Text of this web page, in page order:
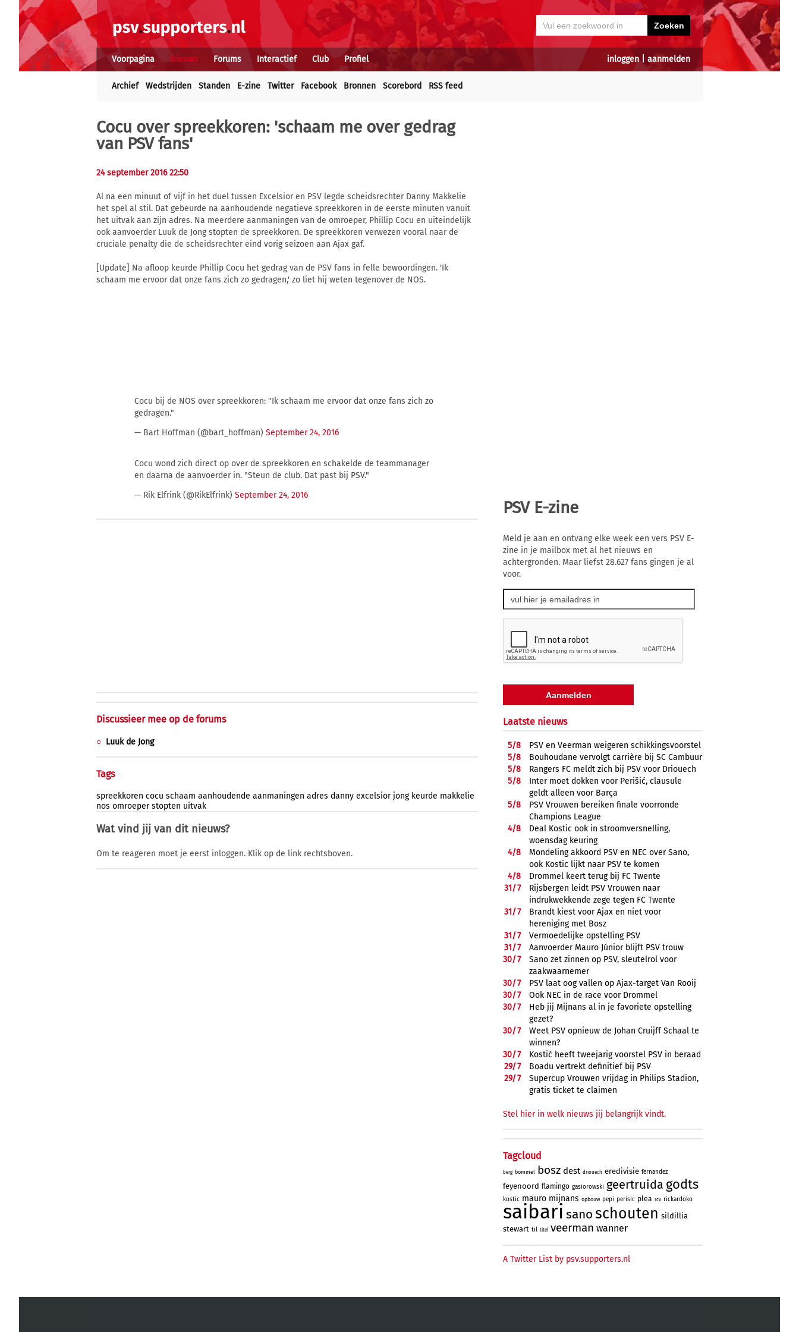
inloggen| aanmelden
Voorpagina Nieuws Forums Interactief Club Profiel
Archief Wedstrijden Standen E-zine Twitter Facebook Bronnen Scorebord RSS feed
Cocu over spreekkoren: 'schaam me over gedrag
van PSV fans'
24 september 2016 22:50
Al na een minuut of vijf in het duel tussen Excelsior en PSV legde scheidsrechter Danny Makkelie
het spel al stil. Dat gebeurde na aanhoudende negatieve spreekkoren in de eerste minuten vanuit
het uitvak aan zijn adres. Na meerdere aanmaningen van de omroeper, Phillip Cocu en uiteindelijk
ook aanvoerder Luuk de Jong stopten de spreekkoren. De spreekkoren verwezen vooral naar de
cruciale penalty die de scheidsrechter eind vorig seizoen aan Ajax gaf.
[Update] Na afloop keurde Phillip Cocu het gedrag van de PSV fans in felle bewoordingen. 'Ik
schaam me ervoor dat onze fans zich zo gedragen,' zo liet hij weten tegenover de NOS.
Cocu bij de NOS over spreekkoren: "Ik schaam me ervoor dat onze fans zich zo
gedragen."
— Bart Hoffman (@bart_hoffman)September 24, 2016
Cocu wond zich direct op over de spreekkoren en schakelde de teammanager
en daarna de aanvoerder in. "Steun de club. Dat past bij PSV."
— Rik Elfrink (@RikElfrink)September 24, 2016
Discussieer mee op de forums
Luuk de Jong
Tags
spreekkoren cocu schaam aanhoudende aanmaningen adres danny excelsior jong keurde makkelie
nos omroeper stopten uitvak
Wat vind jij van dit nieuws?
Om te reageren moet je eerst inloggen. Klik op de link rechtsboven.
PSV E-zine
Meld je aan en ontvang elke week een vers PSV E-
zine in je mailbox met al het nieuws en
achtergronden. Maar liefst 28.627 fans gingen je al
voor.
Laatste nieuws
5/8
PSV en Veerman weigeren schikkingsvoorstel
5/8
Bouhoudane vervolgt carrière bij SC Cambuur
5/8
Rangers FC meldt zich bij PSV voor Driouech
5/8
Inter moet dokken voor Perišić, clausule
geldt alleen voor Barça
5/8
PSV Vrouwen bereiken finale voorronde
Champions League
4/8
Deal Kostic ook in stroomversnelling,
woensdag keuring
4/8
Mondeling akkoord PSV en NEC over Sano,
ook Kostic lijkt naar PSV te komen
4/8
Drommel keert terug bij FC Twente
31/7
Rijsbergen leidt PSV Vrouwen naar
indrukwekkende zege tegen FC Twente
31/7
Brandt kiest voor Ajax en niet voor
hereniging met Bosz
31/7
Vermoedelijke opstelling PSV
31/7
Aanvoerder Mauro Júnior blijft PSV trouw
30/7
Sano zet zinnen op PSV, sleutelrol voor
zaakwaarnemer
30/7
PSV laat oog vallen op Ajax-target Van Rooij
30/7
Ook NEC in de race voor Drommel
30/7
Heb jij Mijnans al in je favoriete opstelling
gezet?
30/7
Weet PSV opnieuw de Johan Cruijff Schaal te
winnen?
30/7
Kostić heeft tweejarig voorstel PSV in beraad
29/7
Boadu vertrekt definitief bij PSV
29/7
Supercup Vrouwen vrijdag in Philips Stadion,
gratis ticket te claimen
Stel hier in welk nieuws jij belangrijk vindt.
Tagcloud
berg bommel bosz dest driouech eredivisie fernandez
feyenoord flamingo gasiorowski geertruida godts
kostic mauro mijnans opbouw pepi perisic plea rcv rickardoko
saibari sanoschouten sildillia
stewart til titel veerman wanner
A Twitter List by psv.supporters.nl